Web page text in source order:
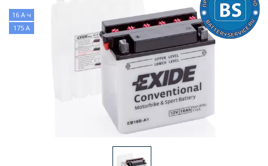
16 А·ч
175 А